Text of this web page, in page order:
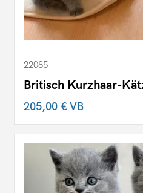
22085
Britisch Kurzhaar-
205,00 €VB